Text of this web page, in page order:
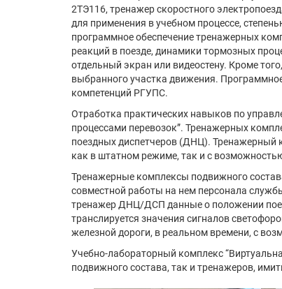
2ТЭ116, тренажер скоростного
для применения в учебном процессе,
программное обеспечение тренажерных
реакций в поезде, динамики тормозных
отдельный экран или видеостену. Кроме
выбранного участка движения.
компетенций РГУПС.
Отработка практических навыков по
процессами перевозок”. Тренажерных
поездных диспетчеров (ДНЦ). Тренажерный
как в штатном режиме, так и с
Тренажерные комплексы подвижного
совместной работы на нем персонала
тренажер ДНЦ/ДСП данные о положении
транслируется значения сигналов
железной дороги, в реальном времени, с
Учебно-лабораторный комплекс
подвижного состава, так и тренажеров,